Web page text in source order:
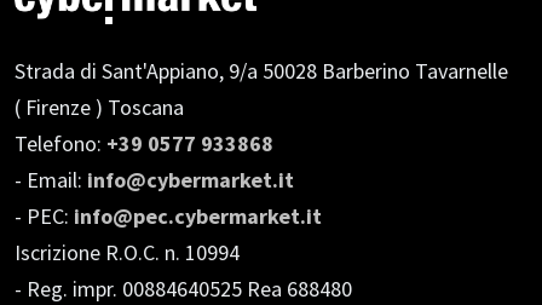
Strada di Sant'Appiano, 9/a 50028 Barberino Tavarnelle
( Firenze ) Toscana
Telefono: +39 0577 933868
- Email: info@cybermarket.it
- PEC: info@pec.cybermarket.it
Iscrizione R.O.C. n. 10994
- Reg. impr. 00884640525 Rea 688480